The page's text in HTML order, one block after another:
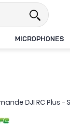
MICROPHONES
DJI RC Plus -